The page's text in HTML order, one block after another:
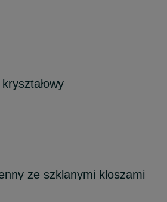
ze szklanymi kloszami